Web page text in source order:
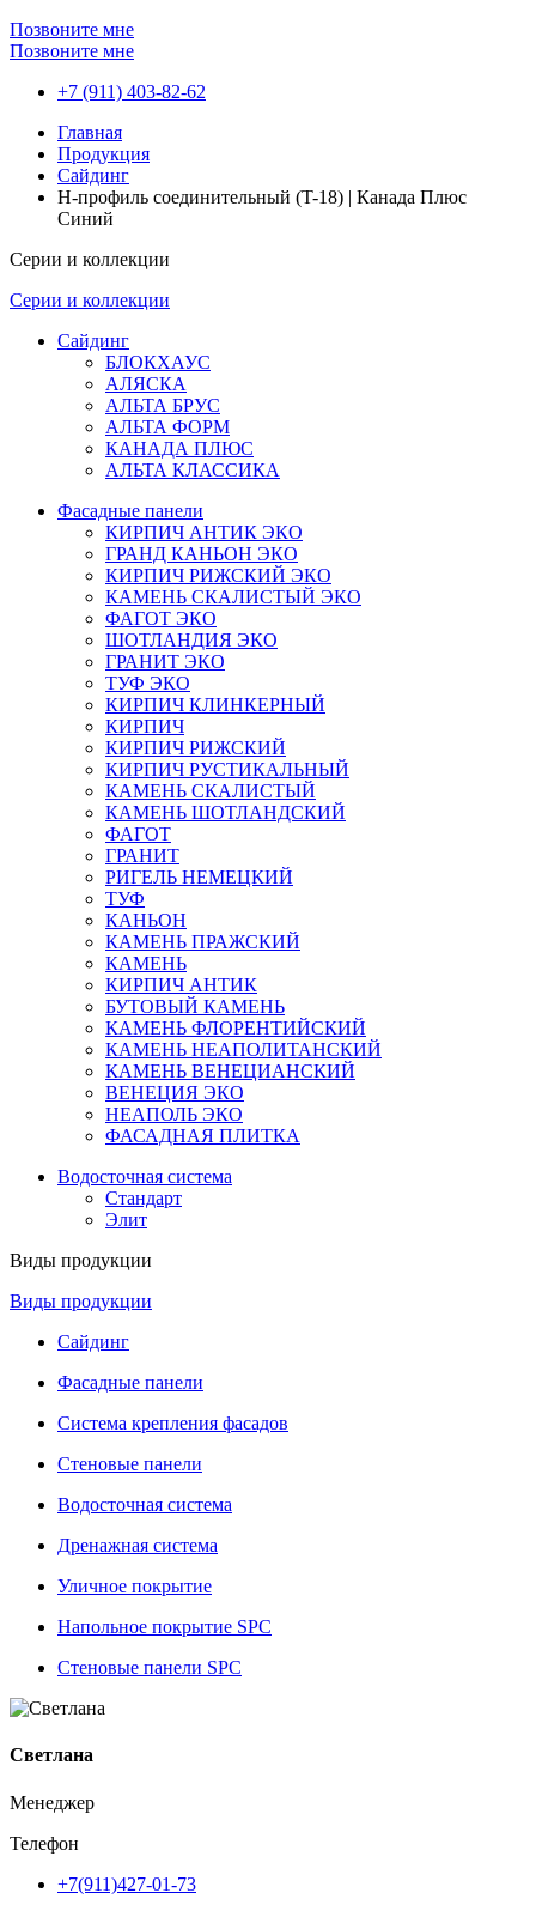
Позвоните мне
Позвоните мне
+7 (911) 403-82-62
Главная
Продукция
Сайдинг
H-профиль соединительный (T-18) | Канада Плюс
Синий
Серии и коллекции
Серии и коллекции
Сайдинг
БЛОКХАУС
АЛЯСКА
АЛЬТА БРУС
АЛЬТА ФОРМ
КАНАДА ПЛЮС
АЛЬТА КЛАССИКА
Фасадные панели
КИРПИЧ АНТИК ЭКО
ГРАНД КАНЬОН ЭКО
КИРПИЧ РИЖСКИЙ ЭКО
КАМЕНЬ СКАЛИСТЫЙ ЭКО
ФАГОТ ЭКО
ШОТЛАНДИЯ ЭКО
ГРАНИТ ЭКО
ТУФ ЭКО
КИРПИЧ КЛИНКЕРНЫЙ
КИРПИЧ
КИРПИЧ РИЖСКИЙ
КИРПИЧ РУСТИКАЛЬНЫЙ
КАМЕНЬ СКАЛИСТЫЙ
КАМЕНЬ ШОТЛАНДСКИЙ
ФАГОТ
ГРАНИТ
РИГЕЛЬ НЕМЕЦКИЙ
ТУФ
КАНЬОН
КАМЕНЬ ПРАЖСКИЙ
КАМЕНЬ
КИРПИЧ АНТИК
БУТОВЫЙ КАМЕНЬ
КАМЕНЬ ФЛОРЕНТИЙСКИЙ
КАМЕНЬ НЕАПОЛИТАНСКИЙ
КАМЕНЬ ВЕНЕЦИАНСКИЙ
ВЕНЕЦИЯ ЭКО
НЕАПОЛЬ ЭКО
ФАСАДНАЯ ПЛИТКА
Водосточная система
Стандарт
Элит
Виды продукции
Виды продукции
Сайдинг
Фасадные панели
Система крепления фасадов
Стеновые панели
Водосточная система
Дренажная система
Уличное покрытие
Напольное покрытие SPC
Стеновые панели SPC
Светлана
Менеджер
Телефон
+7(911)427-01-73